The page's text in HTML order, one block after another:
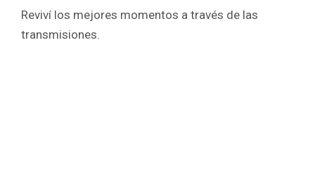
k
p
Reviví los mejores momentos a través de las
transmisiones.